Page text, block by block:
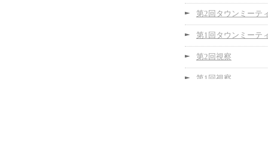
第2回タウンミーテ
第1回タウンミーテ
第2回視察
第1回視察